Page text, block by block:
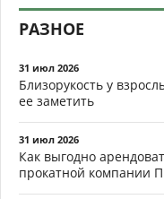
РАЗНОЕ
31 июл 2026
Близорукость у
ее заметить
31 июл 2026
Как выгодно
прокатной компании